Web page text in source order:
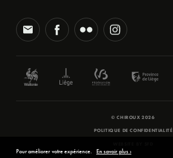
© CHIROUX 2026
POLITIQUE DE CONFIDENTIALITÉ
Pour améliorer votre expérience. En savoir plus ›